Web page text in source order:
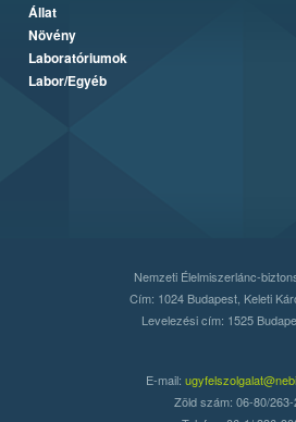
Állat
Növény
Laboratóriumok
Labor/Egyéb
Nemzeti Élelmiszerlánc-
Cím: 1024 Budapest, Keleti
Levelezési cím: 1525
E-mail:
Zöld szám: 06-80/